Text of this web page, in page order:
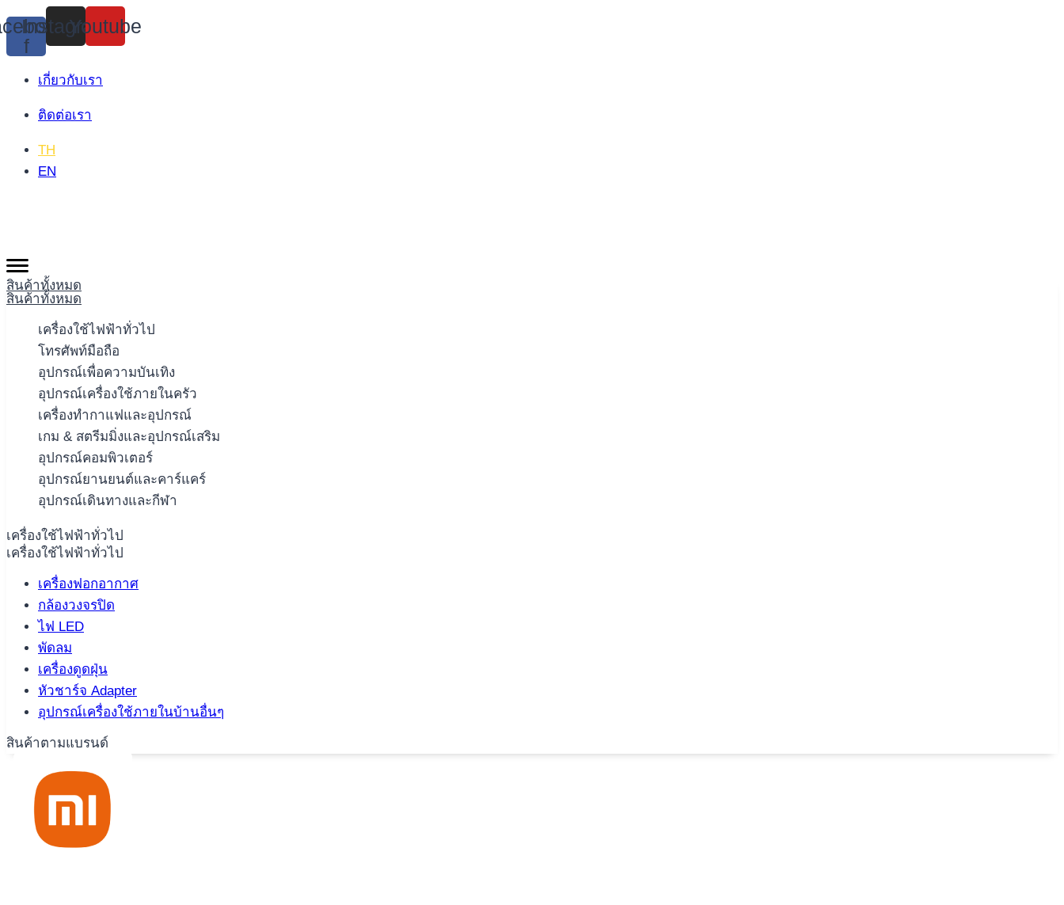
Skip
to
content
f
Instagram
Youtube
เกี่ยวกับเรา
ติดต่อเรา
TH
EN
สินค้าทั้งหมด
สินค้าทั้งหมด
เครื่องใช้ไฟฟ้าทั่วไป
โทรศัพท์มือถือ
อุปกรณ์เพื่อความบันเทิง
อุปกรณ์เครื่องใช้ภายในครัว
เครื่องทำกาแฟและอุปกรณ์
เกม & สตรีมมิ่งและอุปกรณ์เสริม
อุปกรณ์คอมพิวเตอร์
อุปกรณ์ยานยนต์และคาร์แคร์
อุปกรณ์เดินทางและกีฬา
เครื่องใช้ไฟฟ้าทั่วไป
เครื่องใช้ไฟฟ้าทั่วไป
เครื่องฟอกอากาศ
กล้องวงจรปิด
ไฟ LED
พัดลม
เครื่องดูดฝุ่น
หัวชาร์จ Adapter
อุปกรณ์เครื่องใช้ภายในบ้านอื่นๆ
สินค้าตามแบรนด์